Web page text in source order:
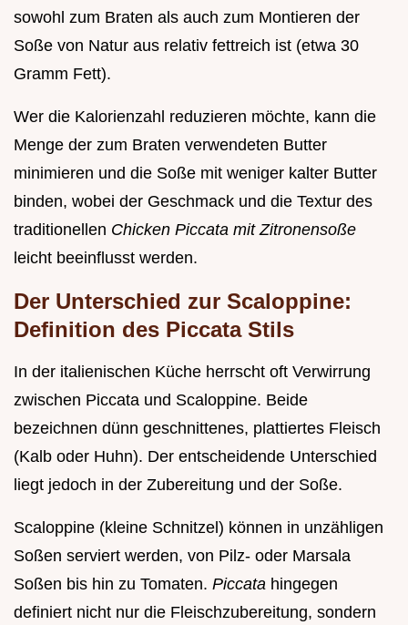
sowohl zum Braten als auch zum Montieren der
Soße von Natur aus relativ fettreich ist (etwa 30
Gramm Fett).
Wer die Kalorienzahl reduzieren möchte, kann die
Menge der zum Braten verwendeten Butter
minimieren und die Soße mit weniger kalter Butter
binden, wobei der Geschmack und die Textur des
traditionellen Chicken Piccata mit Zitronensoße
leicht beeinflusst werden.
Der Unterschied zur Scaloppine:
Definition des Piccata Stils
In der italienischen Küche herrscht oft Verwirrung
zwischen Piccata und Scaloppine. Beide
bezeichnen dünn geschnittenes, plattiertes Fleisch
(Kalb oder Huhn). Der entscheidende Unterschied
liegt jedoch in der Zubereitung und der Soße.
Scaloppine (kleine Schnitzel) können in unzähligen
Soßen serviert werden, von Pilz- oder Marsala
Soßen bis hin zu Tomaten. Piccata hingegen
definiert nicht nur die Fleischzubereitung, sondern